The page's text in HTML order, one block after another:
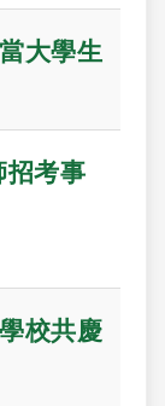
大學生
招考事
校共慶